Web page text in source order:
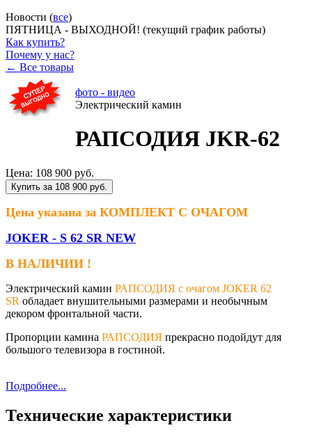
Новости (все)
ПЯТНИЦА - ВЫХОДНОЙ! (текущий график работы)
Как купить?
Почему у нас?
← Все товары
фото - видео
Электрический камин
РАПСОДИЯ JKR-62
Цена: 108 900 руб.
Купить за 108 900 руб.
Цена указана за КОМПЛЕКТ С ОЧАГОМ
JOKER - S 62 SR NEW
В НАЛИЧИИ !
Электрический камин РАПСОДИЯ с очагом JOKER 62
SR обладает внушительными размерами и необычным
декором фронтальной части.
Пропорции камина РАПСОДИЯ прекрасно подойдут для
большого телевизора в гостиной.
Подробнее...
Технические характеристики